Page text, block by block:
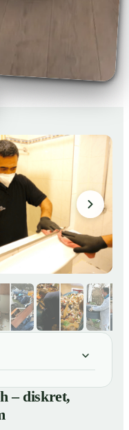
respektvoll und
Messie-Wohnung
– diskret,